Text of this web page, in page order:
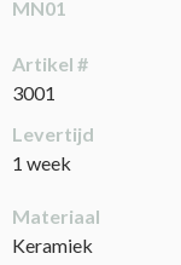
MN01
Artikel #
3001
Levertijd
1 week
Materiaal
Keramiek